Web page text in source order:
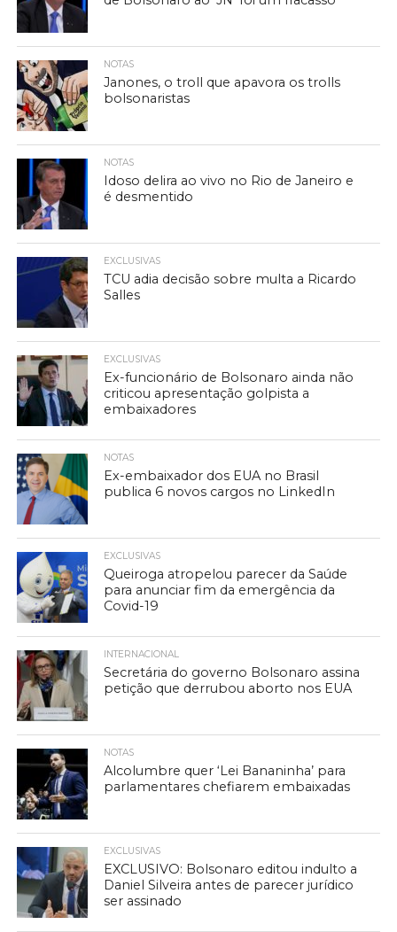
NOTAS
Janones, o troll que apavora os trolls
bolsonaristas
NOTAS
Idoso delira ao vivo no Rio de Janeiro e
é desmentido
EXCLUSIVAS
TCU adia decisão sobre multa a Ricardo
Salles
EXCLUSIVAS
Ex-funcionário de Bolsonaro ainda não
criticou apresentação golpista a
embaixadores
NOTAS
Ex-embaixador dos EUA no Brasil
publica 6 novos cargos no LinkedIn
EXCLUSIVAS
Queiroga atropelou parecer da Saúde
para anunciar fim da emergência da
Covid-19
INTERNACIONAL
Secretária do governo Bolsonaro assina
petição que derrubou aborto nos EUA
NOTAS
Alcolumbre quer ‘Lei Bananinha’ para
parlamentares chefiarem embaixadas
EXCLUSIVAS
EXCLUSIVO: Bolsonaro editou indulto a
Daniel Silveira antes de parecer jurídico
ser assinado